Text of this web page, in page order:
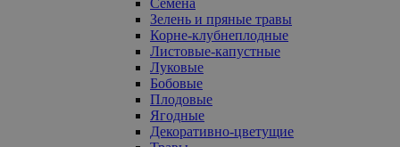
Зелень и пряные травы
Корне-клубнеплодные
Листовые-капустные
Луковые
Бобовые
Плодовые
Ягодные
Декоративно-цветущие